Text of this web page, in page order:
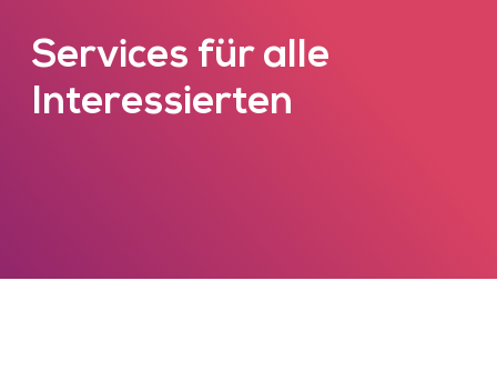
Services für alle
Interessierten